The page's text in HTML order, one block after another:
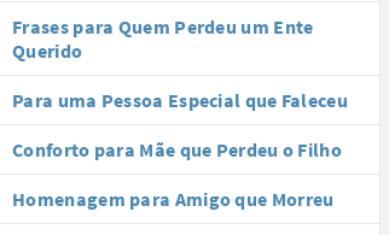
Frases para Quem Perdeu um Ente
Querido
Para uma Pessoa Especial que Faleceu
Conforto para Mãe que Perdeu o Filho
Homenagem para Amigo que Morreu